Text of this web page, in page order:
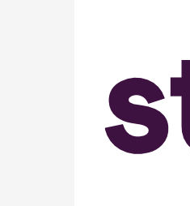
ESPAÑA
LOS
ÚLTIMOS
6
MESES